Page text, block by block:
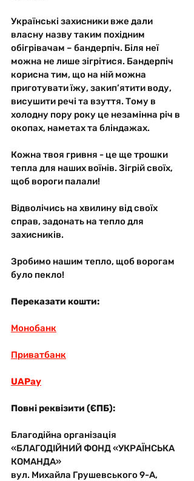
Українські захисники вже дали
власну назву таким похідним
обігрівачам – бандерпіч. Біля неї
можна не лише зігрітися. Бандерпіч
корисна тим, що на ній можна
приготувати їжу, закип’ятити воду,
висушити речі та взуття. Тому в
холодну пору року це незамінна річ в
окопах, наметах та бліндажах.
Кожна твоя гривня - це ще трошки
тепла для наших воїнів. Зігрій своїх,
щоб вороги палали!
Відволічись на хвилину від своїх
справ, задонать на тепло для
захисників.
Зробимо нашим тепло, щоб ворогам
було пекло!
Переказати кошти:
Монобанк
Приватбанк
UAPay
Повні реквізити (ЄПБ):
Благодійна організація
«БЛАГОДІЙНИЙ ФОНД «УКРАЇНСЬКА
КОМАНДА»
вул. Михайла Грушевського 9-А,